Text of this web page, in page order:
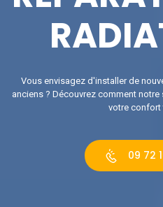
Vous envisagez d'installer de
anciens ? Découvrez comment
votre confort
09 72